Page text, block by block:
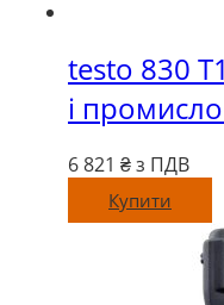
testo 830
і
6 821 ₴ з ПДВ
Купити